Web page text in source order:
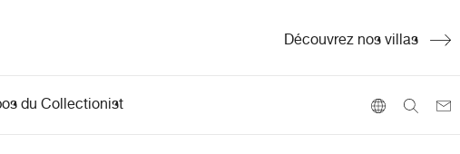
Découvrez nos villas
du Collectionist